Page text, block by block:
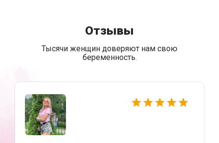
Отзывы
Тысячи женщин доверяют нам свою
беременность.